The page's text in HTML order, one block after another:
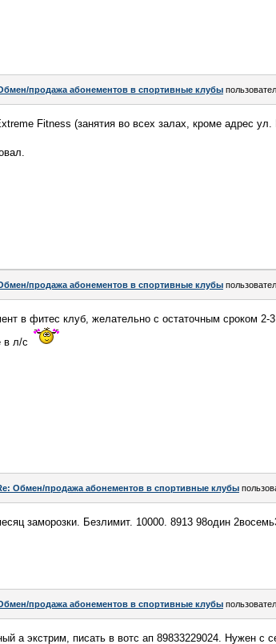
продажа абонементов в спортивные клубы
Fitness (занятия во всех залах, кроме адрес ул.
продажа абонементов в спортивные клубы
в фитес клуб, желательно с остаточным сроком 2-
в л/с
Обмен/продажа абонементов в спортивные клубы
заморозки. Безлимит. 10000. 8913 98один
продажа абонементов в спортивные клубы
а экстрим, писать в вотс ап 89833229024. Нужен с